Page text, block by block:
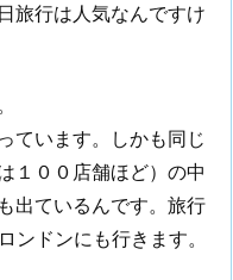
旅行は人気なんですけ
ています。しかも同じ
１００店舗ほど）の中
出ているんです。旅行
ンドンにも行きます。